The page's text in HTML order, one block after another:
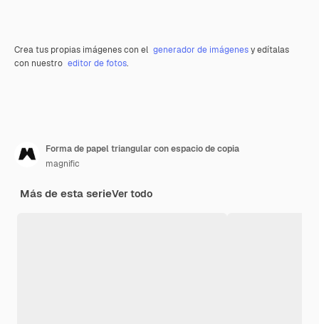
Crea tus propias imágenes con el generador de imágenesy edítalas
con nuestro editor de fotos.
Forma de papel triangular con espacio de copia
magnific
Más de esta serieVer todo